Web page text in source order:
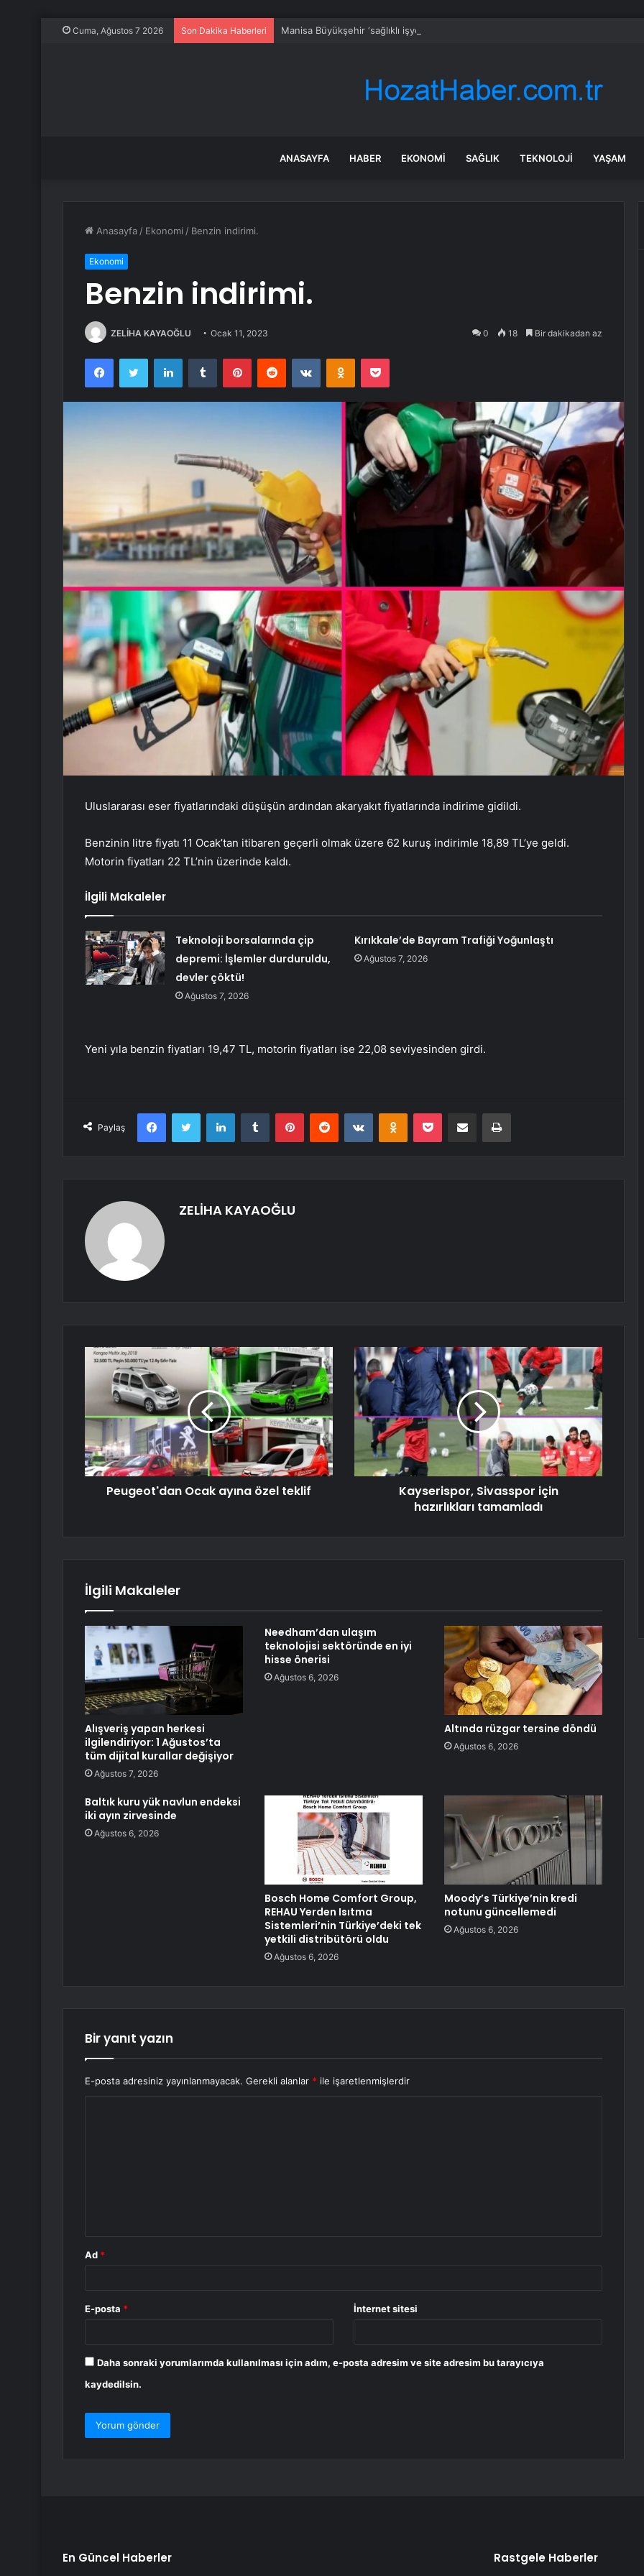
Cuma, Ağustos 7 2026 Son Dakika Haberleri Manisa Büyükşehir ‘sağlıklı işyeri’ sertifikasına kavuştu
ANASAYFA HABER EKONOMI SAĞLIK TEKNOLOJI YAŞAM
Anasayfa / Ekonomi / Benzin indirimi.
Ekonomi
Benzin indirimi.
ZELİHA KAYAOĞLU Ocak 11, 2023 0 18 Bir dakikadan az
FacebookTwitter LinkedInTumblr PinterestReddit VKontakteOdnoklassniki
Pocket
Uluslararası eser fiyatlarındaki düşüşün ardından akaryakıt fiyatlarında indirime gidildi.
Benzinin litre fiyatı 11 Ocak’tan itibaren geçerli olmak üzere 62 kuruş indirimle 18,89 TL’ye geldi.
Motorin fiyatları 22 TL’nin üzerinde kaldı.
İlgili Makaleler
Teknoloji borsalarında çip
depremi: İşlemler durduruldu,
devler çöktü!
Ağustos 7, 2026
Kırıkkale’de Bayram Trafiği Yoğunlaştı
Ağustos 7, 2026
Yeni yıla benzin fiyatları 19,47 TL, motorin fiyatları ise 22,08 seviyesinden girdi.
Paylaş
FacebookTwitter LinkedInTumblr PinterestReddit VKontakteOdnoklassniki
Pocket E-Posta ile paylaş Yazdır
ZELİHA KAYAOĞLU
Peugeot'dan Ocak ayına özel teklif
Kayserispor, Sivasspor için
hazırlıkları tamamladı
İlgili Makaleler
Alışveriş yapan herkesi
ilgilendiriyor: 1 Ağustos’ta
tüm dijital kurallar değişiyor
Ağustos 7, 2026
Needham’dan ulaşım
teknolojisi sektöründe en iyi
hisse önerisi
Ağustos 6, 2026
Altında rüzgar tersine döndü
Ağustos 6, 2026
Baltık kuru yük navlun endeksi
iki ayın zirvesinde
Ağustos 6, 2026
Bosch Home Comfort Group,
REHAU Yerden Isıtma
Sistemleri’nin Türkiye’deki tek
yetkili distribütörü oldu
Ağustos 6, 2026
Moody’s Türkiye’nin kredi
notunu güncellemedi
Ağustos 6, 2026
Bir yanıt yazın
E-posta adresiniz yayınlanmayacak. Gerekli alanlar * ile işaretlenmişlerdir
Ad *
E-posta * İnternet sitesi
Daha sonraki yorumlarımda kullanılması için adım, e-posta adresim ve site adresim bu tarayıcıya
kaydedilsin.
En Güncel Haberler Rastgele Haberler